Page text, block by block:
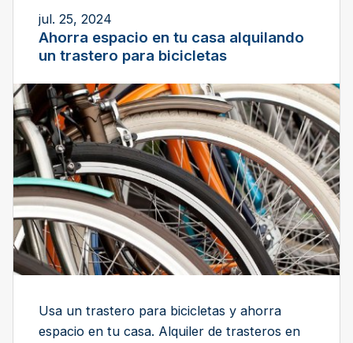
jul. 25, 2024
Ahorra espacio en tu casa alquilando
un trastero para bicicletas
Usa un trastero para bicicletas y ahorra
espacio en tu casa. Alquiler de trasteros en